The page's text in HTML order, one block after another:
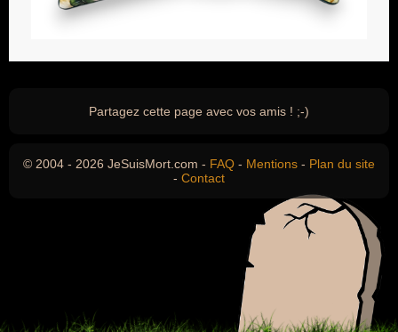
Partagez cette page avec vos amis ! ;-)
© 2004 - 2026 JeSuisMort.com - FAQ - Mentions - Plan du site
- Contact